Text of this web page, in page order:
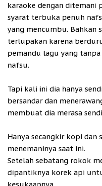
karaoke dengan ditemani
syarat terbuka penuh
yang mencumbu. Bahkan
terlupakan karena
pemandu lagu yang
nafsu.
Tapi kali ini dia hanya
bersandar dan
membuat dia merasa
Hanya secangkir kopi dan
menemaninya saat ini.
Setelah sebatang rokok
dipantiknya korek api